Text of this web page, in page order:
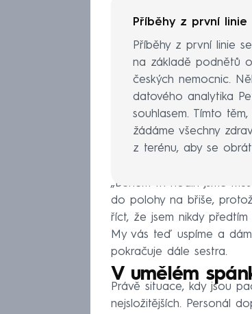
Příběhy z první linie
Příběhy z první linie
na základě podnětů
českých nemocnic.
datového analytika
souhlasem. Tímto
žádáme všechny
z terénu, aby se
„Během tří hodin jsme
do polohy na břiše,
říct, že jsem nikdy
My vás teď uspíme a
pokračuje dále sestra.
V umělém
Právě situace, kdy jsou
nejsložitějších. Personál